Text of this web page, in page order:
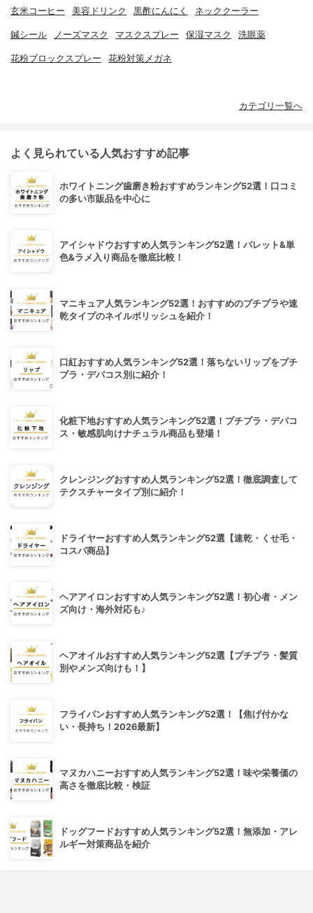
玄米コーヒー 美容ドリンク 黒酢にんにく ネッククーラー
鍼シール ノーズマスク マスクスプレー 保湿マスク 洗眼薬
花粉ブロックスプレー 花粉対策メガネ
カテゴリ一覧へ
よく見られている人気おすすめ記事
ホワイトニング歯磨き粉おすすめランキング52選！口コミ
の多い市販品を中心に
アイシャドウおすすめ人気ランキング52選！パレット&単
色&ラメ入り商品を徹底比較！
マニキュア人気ランキング52選！おすすめのプチプラや速
乾タイプのネイルポリッシュを紹介！
口紅おすすめ人気ランキング52選！落ちないリップをプチ
プラ・デパコス別に紹介！
化粧下地おすすめ人気ランキング52選！プチプラ・デパコ
ス・敏感肌向けナチュラル商品も登場！
クレンジングおすすめ人気ランキング52選！徹底調査して
テクスチャータイプ別に紹介！
ドライヤーおすすめ人気ランキング52選【速乾・くせ毛・
コスパ商品】
ヘアアイロンおすすめ人気ランキング52選！初心者・メン
ズ向け・海外対応も♪
ヘアオイルおすすめ人気ランキング52選【プチプラ・髪質
別やメンズ向けも！】
フライパンおすすめ人気ランキング52選！【焦げ付かな
い・長持ち！2026最新】
マヌカハニーおすすめ人気ランキング52選！味や栄養価の
高さを徹底比較・検証
ドッグフードおすすめ人気ランキング52選！無添加・アレ
ルギー対策商品を紹介